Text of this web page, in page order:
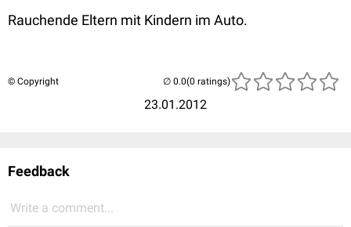
Rauchende Eltern mit Kindern im Auto.
© Copyright
23.01.2012
(0 ratings)
Feedback
Write a comment...